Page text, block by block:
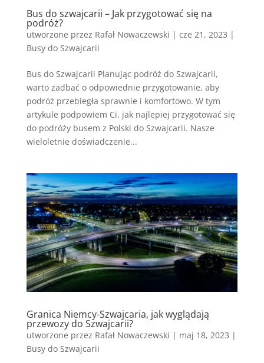
Bus do szwajcarii – Jak przygotować się na
podróż?
utworzone przez Rafał Nowaczewski | cze 21, 2023 |
Busy do Szwajcarii
Bus do Szwajcarii Planując podróż do Szwajcarii,
warto zadbać o odpowiednie przygotowanie, aby
podróż przebiegła sprawnie i komfortowo. W tym
artykule podpowiem Ci, jak najlepiej przygotować się
do podróży busem z Polski do Szwajcarii. Nasze
wieloletnie doświadczenie...
Granica Niemcy-Szwajcaria, jak wyglądają
przewozy do Szwajcarii?
utworzone przez Rafał Nowaczewski | maj 18, 2023 |
Busy do Szwajcarii